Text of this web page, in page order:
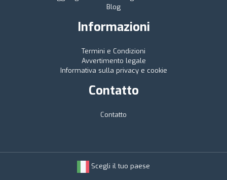
Blog
Informazioni
Termini e Condizioni
Avvertimento legale
Informativa sulla privacy e cookie
Contatto
Contatto
Scegli il tuo paese